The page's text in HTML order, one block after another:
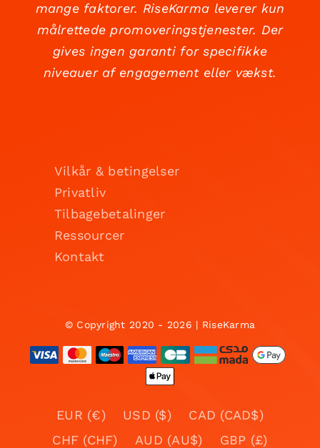
mange faktorer. RiseKarma leverer kun
målrettede promoveringstjenester. Der
gives ingen garanti for specifikke
niveauer af engagement eller vækst.
Vilkår & betingelser
Privatliv
Tilbagebetalinger
Ressourcer
Kontakt
© Copyright 2020 - 2026 | RiseKarma
EUR (€) USD ($)
CAD (CAD$)
CHF (CHF)
AUD (AU$)
GBP (£)